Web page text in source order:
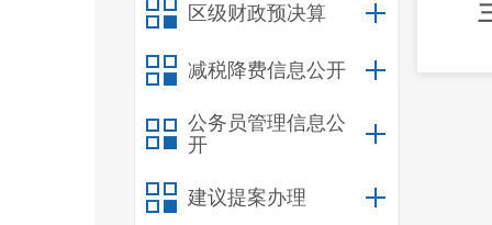
区级财政预决算
减税降费信息公开
公务员管理信息公
开
建议提案办理
施建